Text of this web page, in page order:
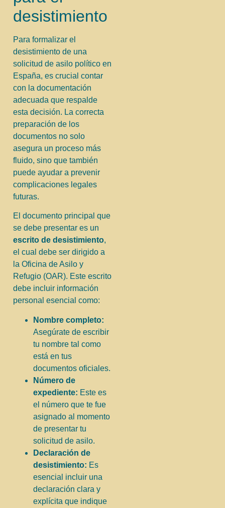
desistimiento
Para formalizar el
desistimiento de una
solicitud de asilo político en
España, es crucial contar
con la documentación
adecuada que respalde
esta decisión. La correcta
preparación de los
documentos no solo
asegura un proceso más
fluido, sino que también
puede ayudar a prevenir
complicaciones legales
futuras.
El documento principal que
se debe presentar es un
escrito de desistimiento,
el cual debe ser dirigido a
la Oficina de Asilo y
Refugio (OAR). Este escrito
debe incluir información
personal esencial como:
Nombre completo:
Asegúrate de escribir
tu nombre tal como
está en tus
documentos oficiales.
Número de
expediente: Este es
el número que te fue
asignado al momento
de presentar tu
solicitud de asilo.
Declaración de
desistimiento: Es
esencial incluir una
declaración clara y
explícita que indique